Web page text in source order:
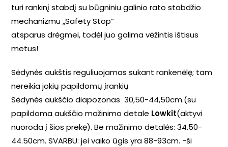
turi rankinį stabdį su būgniniu galinio rato stabdžio
mechanizmu „Safety Stop“
atsparus drėgmei, todėl juo galima vėžintis ištisus
metus!
Sėdynės aukštis reguliuojamas sukant rankenėlę; tam
nereikia jokių papildomų įrankių
Sėdynės aukščio diapozonas 30,50-44,50cm.(su
papildoma aukščio mažinimo detale Lowkit(aktyvi
nuoroda į šios prekę). Be mažinimo detalės: 34.50-
44.50cm. SVARBU: jei vaiko ūgis yra 88-93cm. -ši